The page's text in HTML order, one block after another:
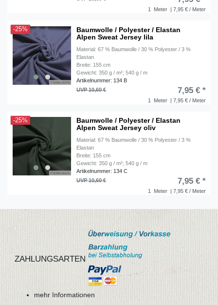
1 Meter | 7,95 € / Meter
-25%
Baumwolle / Polyester / Elastan
Alpen Sweat Jersey lila
Material: 67 % Baumwolle / 30 % Polyester / 3 %
Elastan
Breite: 155 cm
Gewicht: 350 g / m²; 540 g / m
Artikelnummer: 134 B
1 Meter | 7,95 € / Meter
UVP 10,60 € 7,95 € *
-25%
Baumwolle / Polyester / Elastan
Alpen Sweat Jersey oliv
Material: 67 % Baumwolle / 30 % Polyester / 3 %
Elastan
Breite: 155 cm
Gewicht: 350 g / m²; 540 g / m
Artikelnummer: 134 C
1 Meter | 7,95 € / Meter
UVP 10,60 € 7,95 € *
ZAHLUNGSARTEN
mehr Informationen